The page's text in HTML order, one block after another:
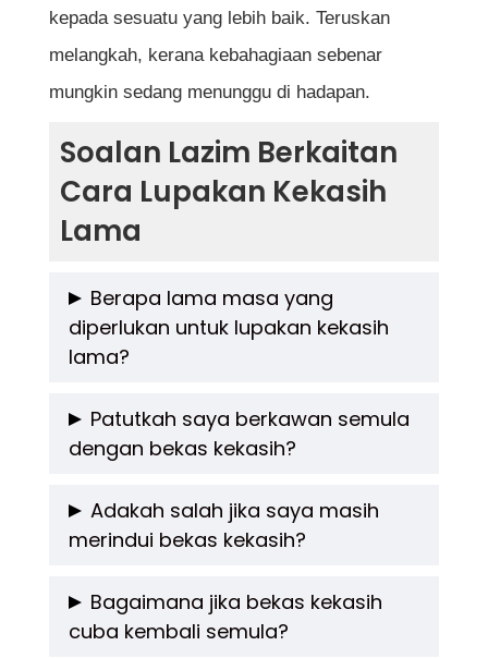
kepada sesuatu yang lebih baik. Teruskan
melangkah, kerana kebahagiaan sebenar
mungkin sedang menunggu di hadapan.
Soalan Lazim Berkaitan
Cara Lupakan Kekasih
Lama
Berapa lama masa yang
diperlukan untuk lupakan kekasih
lama?
Tiada tempoh masa yang tetap kerana setiap
individu berbeza. Namun secara umum, ia
hingga beberapa bulan bergantung kepada
menguruskan emosinya. Yang penting, beri
masa kepada diri sendiri untuk sembuh
Patutkah saya berkawan semula
dengan bekas kekasih?
Tidak digalakkan dalam tempoh awal
perpisahan kerana emosi masih belum stabil.
dua pihak sudah benar-benar move on dan
Adakah salah jika saya masih
merindui bekas kekasih?
Tidak salah. Merindui seseorang yang
pernah penting dalam hidup adalah perkara
Bagaimana jika bekas kekasih
cuba kembali semula?